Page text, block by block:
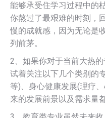
能够承受住学习过程中的
你熬过了最艰难的时刻，
慢的成就感，因为无论是
列前茅。
2、如果你对于当前大热
试着关注以下几个类别的
等)、身心健康发展(理疗
来的发展前景以及需求量